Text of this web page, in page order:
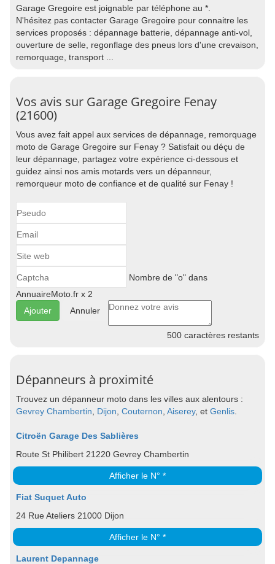
Garage Gregoire est joignable par téléphone au *.
N'hésitez pas contacter Garage Gregoire pour connaitre les
services proposés : dépannage batterie, dépannage anti-vol,
ouverture de selle, regonflage des pneus lors d'une crevaison,
remorquage, transport ...
Vos avis sur Garage Gregoire Fenay
(21600)
Vous avez fait appel aux services de dépannage, remorquage
moto de Garage Gregoire sur Fenay ? Satisfait ou déçu de
leur dépannage, partagez votre expérience ci-dessous et
guidez ainsi nos amis motards vers un dépanneur,
remorqueur moto de confiance et de qualité sur Fenay !
Nombre de "o" dans
AnnuaireMoto.fr x 2
Annuler
500 caractères restants
Dépanneurs à proximité
Trouvez un dépanneur moto dans les villes aux alentours :
Gevrey Chambertin
Dijon Couternon Aiserey, et Genlis
Citroën Garage Des Sablières
Route St Philibert 21220 Gevrey Chambertin
Afficher le N° *
Fiat Suquet Auto
24 Rue Ateliers 21000 Dijon
Afficher le N° *
Laurent Depannage